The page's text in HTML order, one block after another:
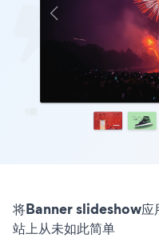
将Banner slideshow应
站上从未如此简单